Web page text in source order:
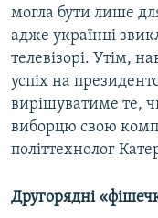
могла бути лише
адже українці
телевізорі. Утім,
успіх на
вирішуватиме те,
виборцю свою
політтехнолог
Другорядні